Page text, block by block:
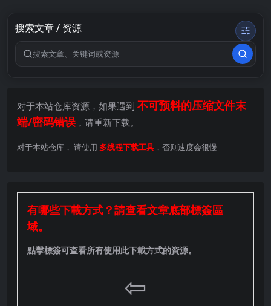
搜索文章 / 资源
搜索关键词
对于本站仓库资源，如果遇到 不可预料的压缩文件末
端/密码错误 ，请重新下载。
对于本站仓库， 请使用 多线程下载工具 ，否则速度会很慢
有哪些下載方式？請查看文章底部標簽區
域。
點擊標簽可查看所有使用此下載方式的資源。
⇦